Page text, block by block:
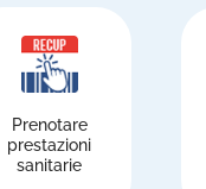
Prenotare
prestazioni
sanitarie